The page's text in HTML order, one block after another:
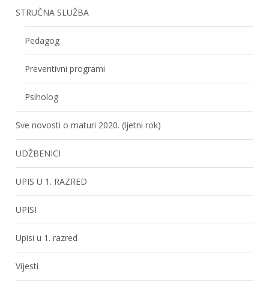
STRUČNA SLUŽBA
Pedagog
Preventivni programi
Psiholog
Sve novosti o maturi 2020. (ljetni rok)
UDŽBENICI
UPIS U 1. RAZRED
UPISI
Upisi u 1. razred
Vijesti